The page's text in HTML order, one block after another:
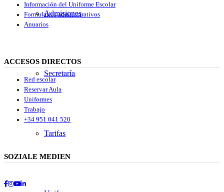
Admisiones
Secretaría
Tarifas
Información del Uniforme Escolar
Formularios administrativos
Anuarios
ACCESOS DIRECTOS
Red escolar
Reservar Aula
Uniformes
Trabajo
+34 951 041 520
SOZIALE MEDIEN